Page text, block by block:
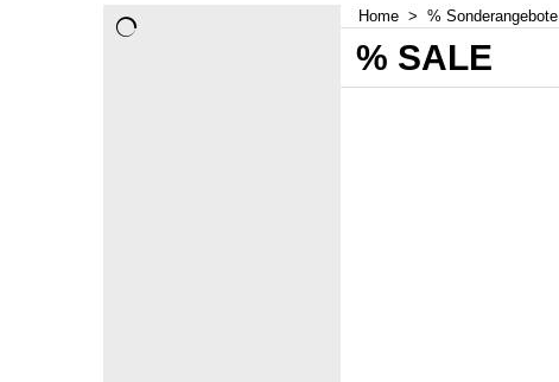
Home > % Sonderangebote
% SALE